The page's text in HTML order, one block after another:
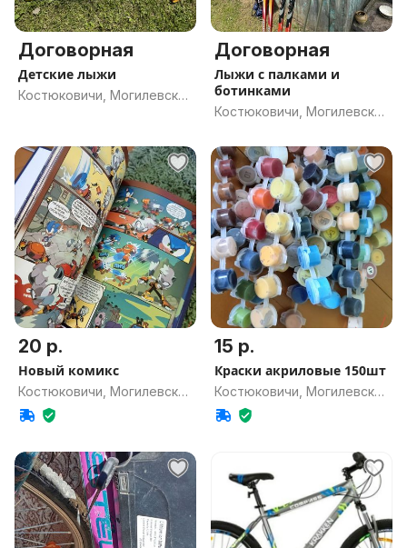
Договорная
Детские лыжи
Костюковичи, Могилевская
Договорная
Лыжи с палками и
ботинками
Костюковичи, Могилевская
20 р.
Новый комикс
Костюковичи, Могилевская
обл.
15 р.
Краски акриловые 150шт
Костюковичи, Могилевская
обл.